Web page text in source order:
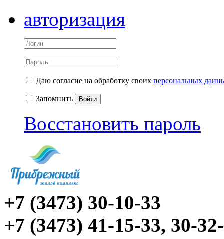
авторизация
Даю согласие на обработку своих персональных
Запомнить Войти
Восстановить пароль
+7 (3473) 30-10-33
+7 (3473) 41-15-33, 30-